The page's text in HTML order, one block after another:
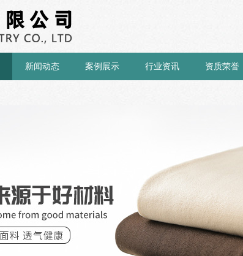
新闻动态 案例展示 行业资讯 资质荣誉